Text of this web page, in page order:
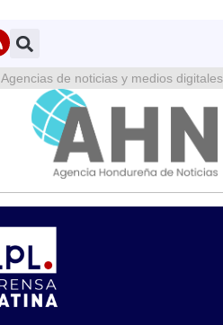
Agencias de noticias y medios digitales